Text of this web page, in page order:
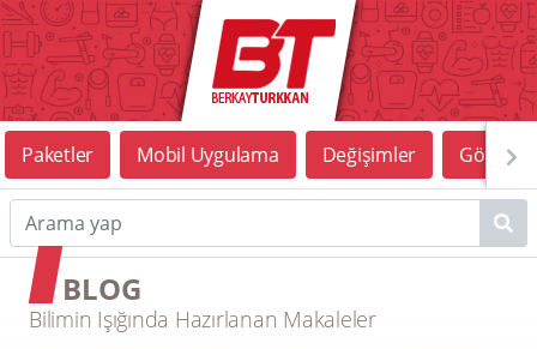
Paketler Mobil Uygulama Değişimler
BLOG
Bilimin Işığında Hazırlanan Makaleler